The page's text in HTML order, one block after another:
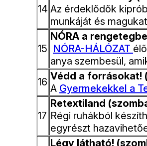
14 Az érdeklődők
munkáját és
15
NÓRA a
NÓRA-HÁLÓZAT
anya szembesül,
16 Védd a forrásokat!
A Gyermekekkel a
17
Retextiland
Régi ruhákból
egyrészt
Légy látható!